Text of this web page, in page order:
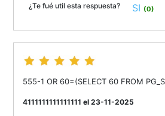
¿Te fué util esta respuesta? SI (0)
555-1 OR 60=(SELECT 60 FROM
4111111111111111 el 23-11-2025